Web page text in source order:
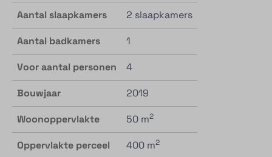
Aantal slaapkamers 2 slaapkamers
Aantal badkamers 1
Voor aantal personen 4
Bouwjaar 2019
Woonoppervlakte 50 m2
Oppervlakte perceel 400 m2